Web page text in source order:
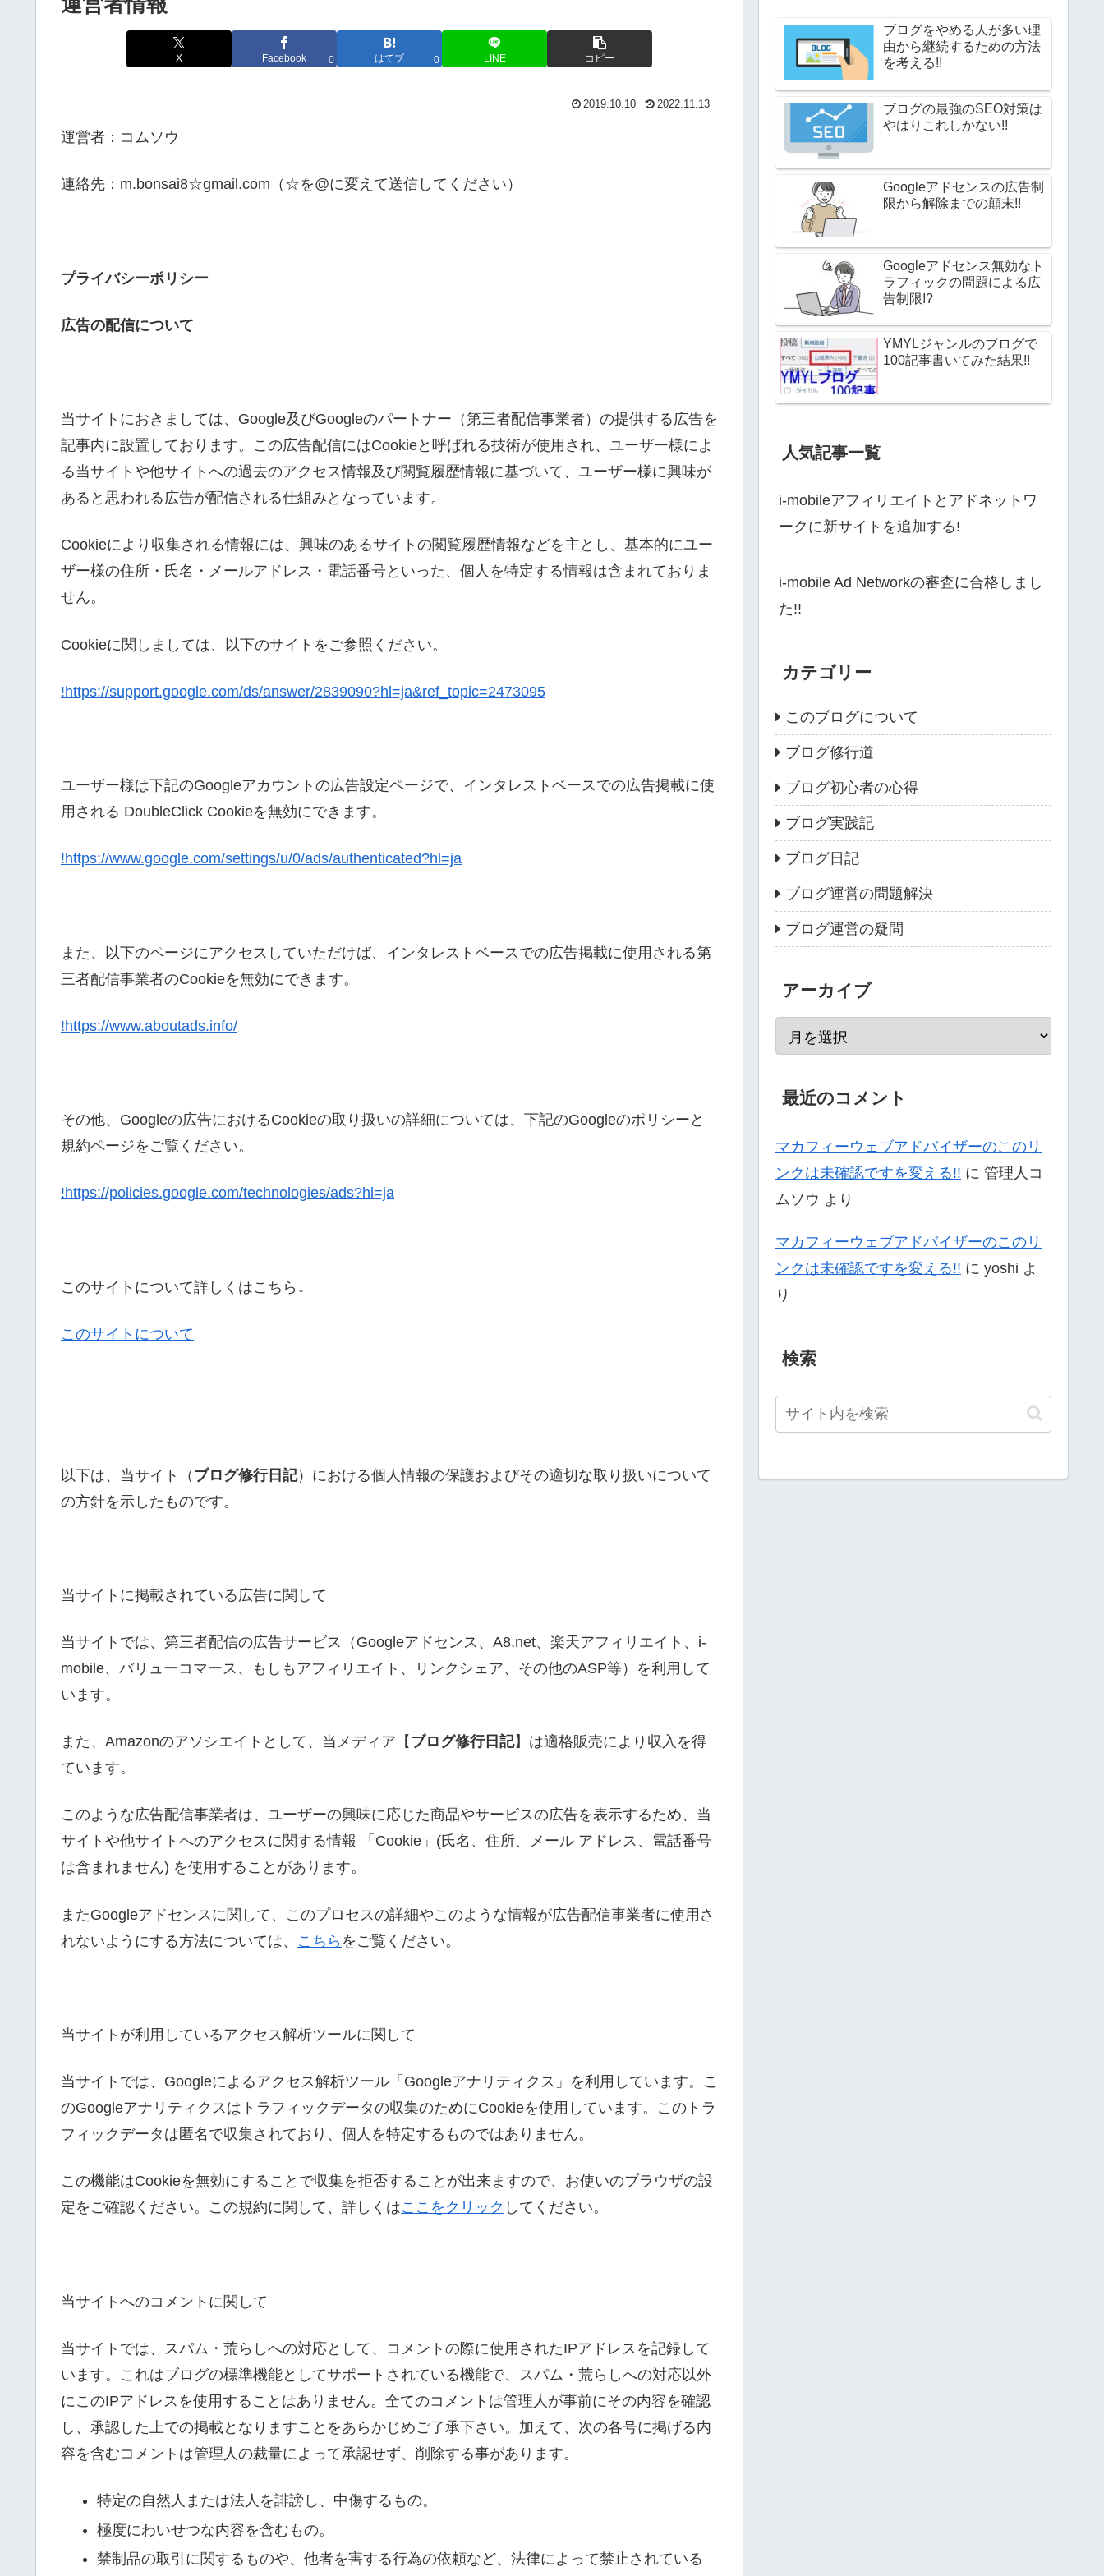
X Facebook 0 はてブ 0 LINE コピー
2019.10.10 2022.11.13
運営者：コムソウ
連絡先：m.bonsai8☆gmail.com（☆を@に変えて送信してください）
プライバシーポリシー
広告の配信について
当サイトにおきましては、Google及びGoogleのパートナー（第三者配信事業者）の提供する広告を
記事内に設置しております。この広告配信にはCookieと呼ばれる技術が使用され、ユーザー様によ
る当サイトや他サイトへの過去のアクセス情報及び閲覧履歴情報に基づいて、ユーザー様に興味が
あると思われる広告が配信される仕組みとなっています。
Cookieにより収集される情報には、興味のあるサイトの閲覧履歴情報などを主とし、基本的にユー
ザー様の住所・氏名・メールアドレス・電話番号といった、個人を特定する情報は含まれておりま
せん。
Cookieに関しましては、以下のサイトをご参照ください。
!https://support.google.com/ds/answer/2839090?hl=ja&ref_topic=2473095
ユーザー様は下記のGoogleアカウントの広告設定ページで、インタレストベースでの広告掲載に使
用される DoubleClick Cookieを無効にできます。
!https://www.google.com/settings/u/0/ads/authenticated?hl=ja
また、以下のページにアクセスしていただけば、インタレストベースでの広告掲載に使用される第
三者配信事業者のCookieを無効にできます。
!https://www.aboutads.info/
その他、Googleの広告におけるCookieの取り扱いの詳細については、下記のGoogleのポリシーと
規約ページをご覧ください。
!https://policies.google.com/technologies/ads?hl=ja
このサイトについて詳しくはこちら↓
このサイトについて
以下は、当サイト（ ブログ修行日記）における個人情報の保護およびその適切な取り扱いについて
の方針を示したものです。
当サイトに掲載されている広告に関して
当サイトでは、第三者配信の広告サービス（Googleアドセンス、A8.net、楽天アフィリエイト、i-
mobile、バリューコマース、もしもアフィリエイト、リンクシェア、その他のASP等）を利用して
います。
また、Amazonのアソシエイトとして、当メディア【 ブログ修行日記】は適格販売により収入を得
ています。
このような広告配信事業者は、ユーザーの興味に応じた商品やサービスの広告を表示するため、当
サイトや他サイトへのアクセスに関する情報 「Cookie」(氏名、住所、メール アドレス、電話番号
は含まれません) を使用することがあります。
またGoogleアドセンスに関して、このプロセスの詳細やこのような情報が広告配信事業者に使用さ
れないようにする方法については、 こちら をご覧ください。
当サイトが利用しているアクセス解析ツールに関して
当サイトでは、Googleによるアクセス解析ツール「Googleアナリティクス」を利用しています。こ
のGoogleアナリティクスはトラフィックデータの収集のためにCookieを使用しています。このトラ
フィックデータは匿名で収集されており、個人を特定するものではありません。
この機能はCookieを無効にすることで収集を拒否することが出来ますので、お使いのブラウザの設
定をご確認ください。この規約に関して、詳しくはここをクリック してください。
当サイトへのコメントに関して
当サイトでは、スパム・荒らしへの対応として、コメントの際に使用されたIPアドレスを記録して
います。これはブログの標準機能としてサポートされている機能で、スパム・荒らしへの対応以外
にこのIPアドレスを使用することはありません。全てのコメントは管理人が事前にその内容を確認
し、承認した上での掲載となりますことをあらかじめご了承下さい。加えて、次の各号に掲げる内
容を含むコメントは管理人の裁量によって承認せず、削除する事があります。
特定の自然人または法人を誹謗し、中傷するもの。
極度にわいせつな内容を含むもの。
禁制品の取引に関するものや、他者を害する行為の依頼など、法律によって禁止されている
ブログをやめる人が多い理
由から継続するための方法
を考える!!
ブログの最強のSEO対策は
やはりこれしかない!!
Googleアドセンスの広告制
限から解除までの顛末!!
Googleアドセンス無効なト
ラフィックの問題による広
告制限!?
YMYLジャンルのブログで
100記事書いてみた結果!!
人気記事一覧
i-mobileアフィリエイトとアドネットワ
ークに新サイトを追加する!
i-mobile Ad Networkの審査に合格しまし
た!!
カテゴリー
このブログについて
ブログ修行道
ブログ初心者の心得
ブログ実践記
ブログ日記
ブログ運営の問題解決
ブログ運営の疑問
アーカイブ
最近のコメント
マカフィーウェブアドバイザーのこのリ
ンクは未確認ですを変える!! に 管理人コ
ムソウ より
マカフィーウェブアドバイザーのこのリ
ンクは未確認ですを変える!! に yoshi よ
り
検索